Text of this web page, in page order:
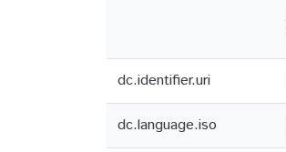
dc.identifier.uri
dc.language.iso